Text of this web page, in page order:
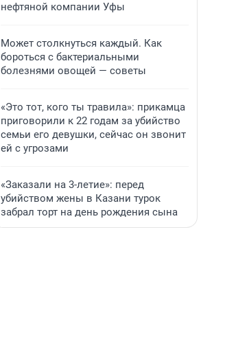
нефтяной компании Уфы
Может столкнуться каждый. Как
бороться с бактериальными
болезнями овощей — советы
«Это тот, кого ты травила»: прикамца
приговорили к 22 годам за убийство
семьи его девушки, сейчас он звонит
ей с угрозами
«Заказали на 3-летие»: перед
убийством жены в Казани турок
забрал торт на день рождения сына